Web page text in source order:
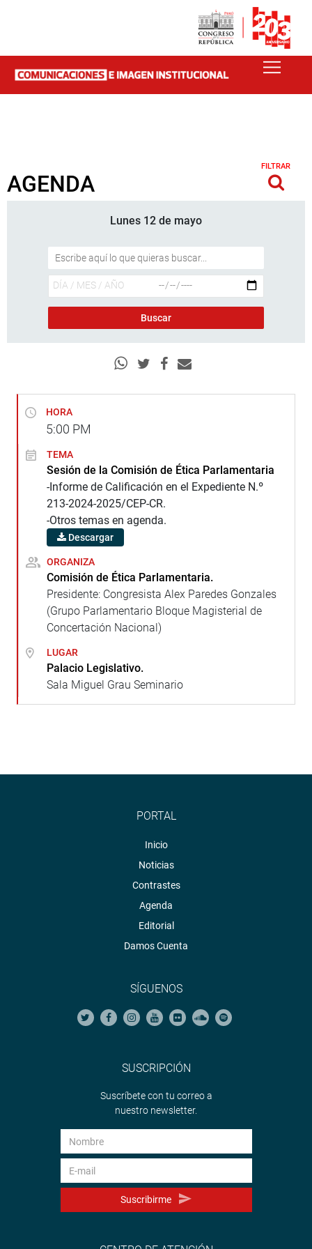
AGENDA
FILTRAR
Lunes 12 de mayo
HORA
5:00 PM
TEMA
Sesión de la Comisión de Ética Parlamentaria
-Informe de Calificación en el Expediente N.º
213-2024-2025/CEP-CR.
-Otros temas en agenda.
Descargar
ORGANIZA
Comisión de Ética Parlamentaria.
Presidente: Congresista Alex Paredes Gonzales
(Grupo Parlamentario Bloque Magisterial de
Concertación Nacional)
LUGAR
Palacio Legislativo.
Sala Miguel Grau Seminario
PORTAL
Inicio
Noticias
Contrastes
Agenda
Editorial
Damos Cuenta
SÍGUENOS
SUSCRIPCIÓN
Suscríbete con tu correo a
nuestro newsletter.
Suscribirme